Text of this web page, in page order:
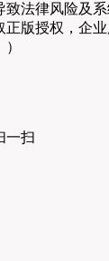
致法律风险及
正版授权，企